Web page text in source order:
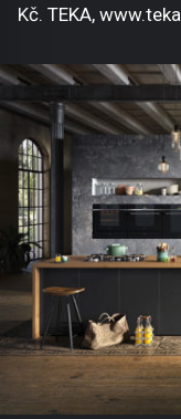
Kč. TEKA,